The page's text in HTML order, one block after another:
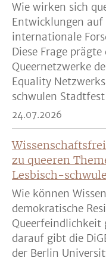
Wie wirken sich
Entwicklungen
internationale
Diese Frage
Queernetzwerke
Equality
schwulen
24.07.2026
zu queeren
Lesbisch-
Wie können
demokratische
Queerfeindlichkeit
darauf gibt die
der Berlin